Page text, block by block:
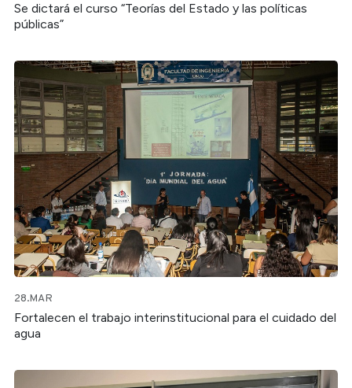
Se dictará el curso “Teorías del Estado y las políticas
públicas”
28.MAR
Fortalecen el trabajo interinstitucional para el cuidado del
agua